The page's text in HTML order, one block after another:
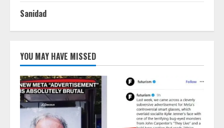
Sanidad
YOU MAY HAVE MISSED